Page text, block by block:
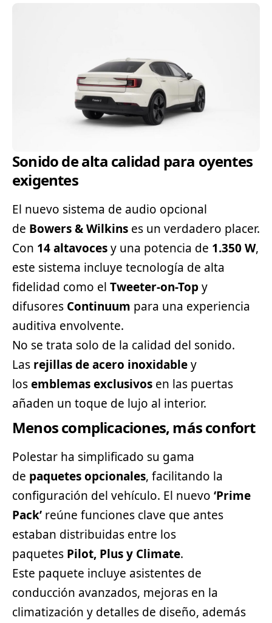
Sonido de alta calidad para oyentes
exigentes
El nuevo sistema de audio opcional
de Bowers & Wilkins es un verdadero placer.
Con 14 altavocesy una potencia de 1.350 W,
este sistema incluye tecnología de alta
fidelidad como el Tweeter-on-Topy
difusores Continuum para una experiencia
auditiva envolvente.
No se trata solo de la calidad del sonido.
Las rejillas de acero inoxidabley
losemblemas exclusivos en las puertas
añaden un toque de lujo al interior.
Menos complicaciones, más confort
Polestar ha simplificado su gama
de paquetes opcionales, facilitando la
configuración del vehículo. El nuevo ‘Prime
Pack’ reúne funciones clave que antes
estaban distribuidas entre los
paquetes Pilot, Plus y Climate.
Este paquete incluye asistentes de
conducción avanzados, mejoras en la
climatización y detalles de diseño, además